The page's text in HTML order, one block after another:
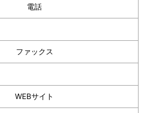
電話
ファックス
WEBサイト